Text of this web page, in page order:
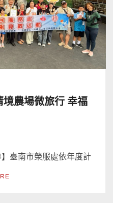
農場微旅行 幸福
】臺南市榮服處依年度計